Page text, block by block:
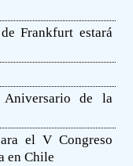
Frankfurt estará
Aniversario de la
el V Congreso
en Chile